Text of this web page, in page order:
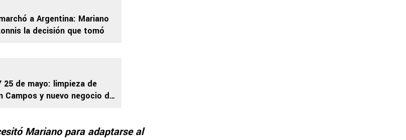
a Argentina: Mariano
la decisión que tomó
25 de mayo: limpieza de
Campos y nuevo negocio de
Mariano para adaptarse al